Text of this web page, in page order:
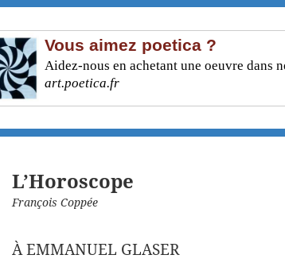
Vous aimez poetica ?
Aidez-nous en achetant une oeuvre dans
art.poetica.fr
L’Horoscope
François Coppée
À EMMANUEL GLASER